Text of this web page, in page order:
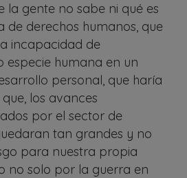
la gente no sabe ni qué es
de derechos humanos, que
incapacidad de
especie humana en un
personal, que haría
los avances
por el sector de
tan grandes y no
para nuestra propia
no solo por la guerra en